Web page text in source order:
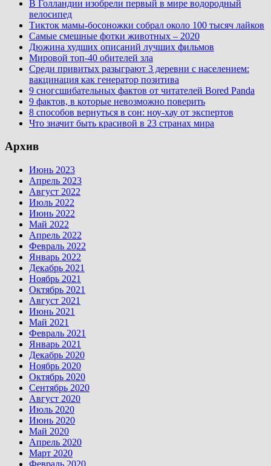
В Голландии изобрели первый в мире водородный
велосипед
Тикток мамы-босоножки собрал около 100 тысяч лайков
Самые смешные фотки животных – 2020
Дюжина худших описаний лучших фильмов
Мировой топ-40 обителей зла
Среди привитых разыграют 3 деревни с населением:
вакцинация как генератор позитива
9 сногсшибательных фактов от читателей Bored Panda
9 фактов, в которые невозможно поверить
8 способов вернуться в сон: ноу-хау от экспертов
Что значит быть красивой в 23 странах мира
Архив
Июнь 2023
Апрель 2023
Август 2022
Июль 2022
Июнь 2022
Май 2022
Апрель 2022
Февраль 2022
Январь 2022
Декабрь 2021
Ноябрь 2021
Октябрь 2021
Август 2021
Июнь 2021
Май 2021
Февраль 2021
Январь 2021
Декабрь 2020
Ноябрь 2020
Октябрь 2020
Сентябрь 2020
Август 2020
Июль 2020
Июнь 2020
Май 2020
Апрель 2020
Март 2020
Февраль 2020